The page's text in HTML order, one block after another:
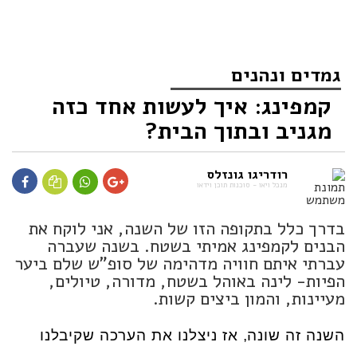
גמדים ונהנים
קמפינג: איך לעשות אחד כזה
מגניב ובתוך הבית?
רודריגו גונזלס
מנכל ויאו - סוכנות תוכן וידאו
בדרך כלל בתקופה הזו של השנה, אני לוקח את
הבנים לקמפינג אמיתי בשטח. בשנה שעברה
עברתי איתם חוויה מדהימה של סופ"ש שלם ביער
הפיות- לינה באוהל בשטח, מדורה, טיולים,
מעיינות, והמון ביצים קשות.
השנה זה שונה, אז ניצלנו את הערכה שקיבלנו